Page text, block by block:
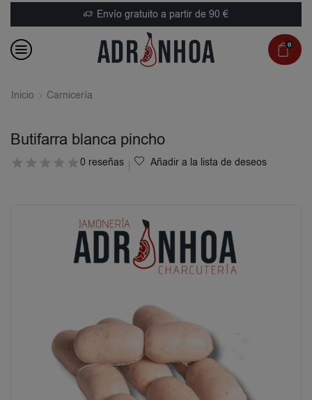
Envío gratuito a partir de 90 €
0
Inicio Carnicería
Butifarra blanca pincho
0 reseñas Añadir a la lista de deseos